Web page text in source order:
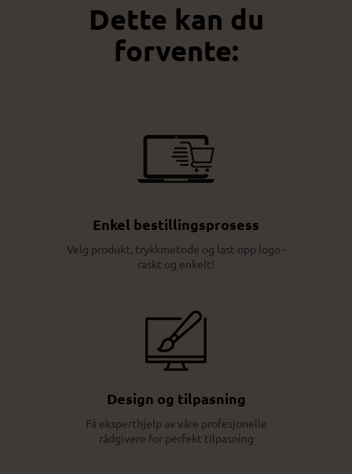
Dette kan du
forvente:
Enkel bestillingsprosess
Velg produkt, trykkmetode og last opp logo -
raskt og enkelt!
Design og tilpasning
Få eksperthjelp av våre profesjonelle
rådgivere for perfekt tilpasning